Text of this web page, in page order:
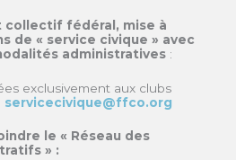
collectif fédéral, mise à
de « service civique » avec
administratives :
exclusivement aux clubs
servicecivique@ffco.org
le « Réseau des
» :